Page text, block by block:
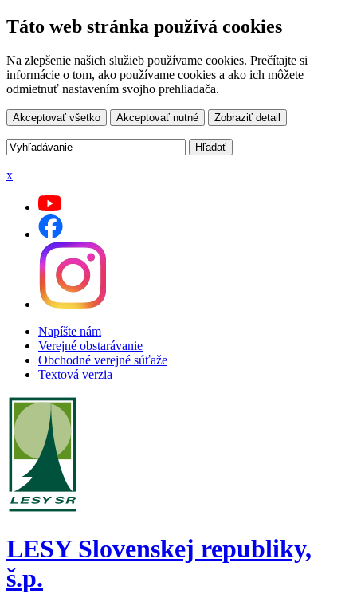
Táto web stránka používá cookies
Na zlepšenie našich služieb používame cookies. Prečítajte si
informácie o tom, ako používame cookies a ako ich môžete
odmietnuť nastavením svojho prehliadača.
Akceptovať všetko Akceptovať nutné Zobraziť detail
x
Napíšte nám
Verejné obstarávanie
Obchodné verejné súťaže
Textová verzia
LESY Slovenskej republiky,
š.p.